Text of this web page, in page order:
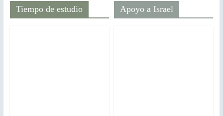
Tiempo de estudio Apoyo a Israel